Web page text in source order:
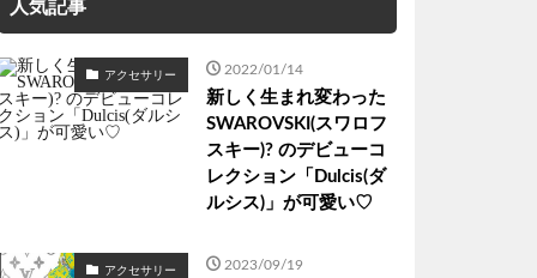
人気記事
アクセサリー 2022/01/14
新しく生まれ変わった
SWAROVSKI(スワロフ
スキー)? のデビューコ
レクション「Dulcis(ダ
ルシス)」が可愛い♡
アクセサリー 2023/09/19